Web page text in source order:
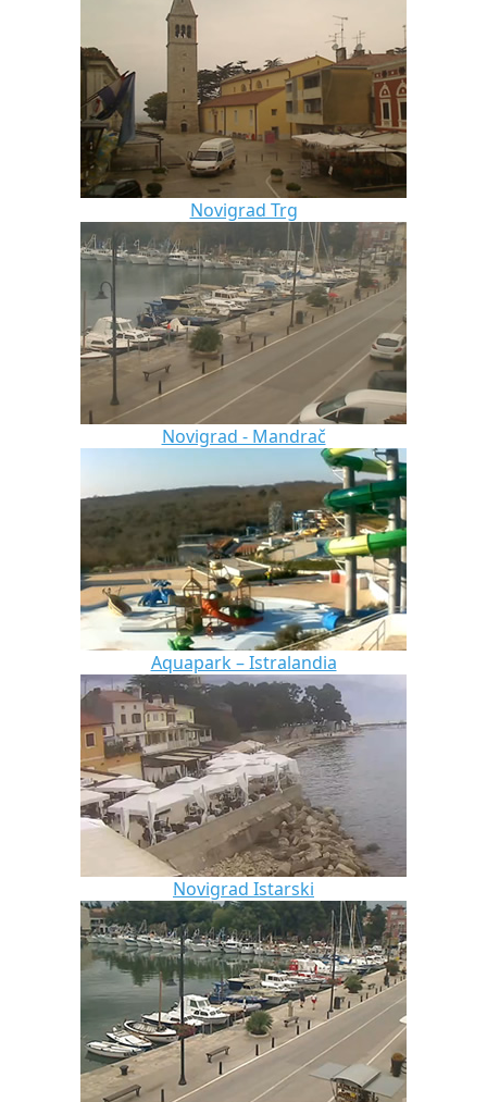
Novigrad Trg
Novigrad - Mandrač
Aquapark – Istralandia
Novigrad Istarski